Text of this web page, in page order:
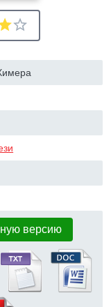
версию